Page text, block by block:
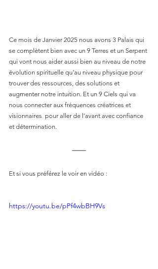
Ce mois de Janvier 2025 nous avons 3 Palais qui
se complètent bien avec un 9 Terres et un Serpent
qui vont nous aider aussi bien au niveau de notre
évolution spirituelle qu’au niveau physique pour
trouver des ressources, des solutions et
augmenter notre intuition. Et un 9 Ciels qui va
nous connecter aux fréquences créatrices et
visionnaires  pour aller de l’avant avec confiance
et détermination.
Et si vous préférez le voir en vidéo :
https://youtu.be/pPf4wbBH9Vs